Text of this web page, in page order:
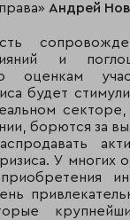
Андрей
и
оценкам
будет
борются за
У многих